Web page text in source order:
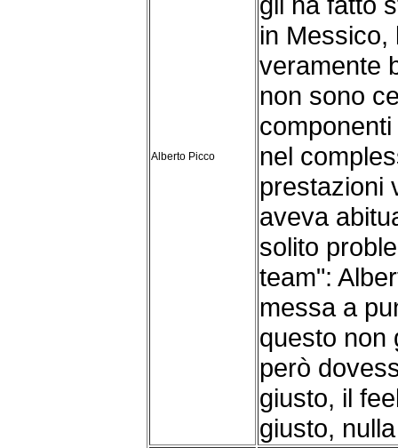
Alberto Picco
in Messico,
veramente
non sono
nel
prestazioni
aveva
solito
team":
messa a
questo non
però
giusto, il
giusto,